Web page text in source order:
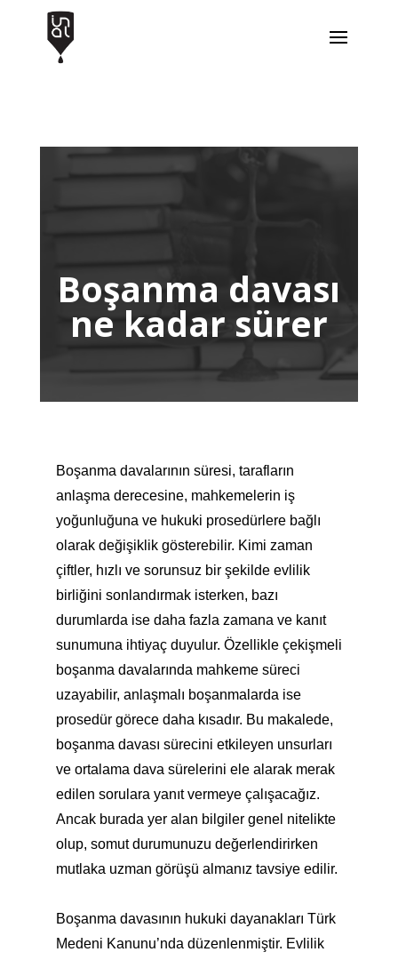
Boşanma davası
ne kadar sürer
Boşanma davalarının süresi, tarafların
anlaşma derecesine, mahkemelerin iş
yoğunluğuna ve hukuki prosedürlere bağlı
olarak değişiklik gösterebilir. Kimi zaman
çiftler, hızlı ve sorunsuz bir şekilde evlilik
birliğini sonlandırmak isterken, bazı
durumlarda ise daha fazla zamana ve kanıt
sunumuna ihtiyaç duyulur. Özellikle çekişmeli
boşanma davalarında mahkeme süreci
uzayabilir, anlaşmalı boşanmalarda ise
prosedür görece daha kısadır. Bu makalede,
boşanma davası sürecini etkileyen unsurları
ve ortalama dava sürelerini ele alarak merak
edilen sorulara yanıt vermeye çalışacağız.
Ancak burada yer alan bilgiler genel nitelikte
olup, somut durumunuzu değerlendirirken
mutlaka uzman görüşü almanız tavsiye edilir.
Boşanma davasının hukuki dayanakları Türk
Medeni Kanunu’nda düzenlenmiştir. Evlilik